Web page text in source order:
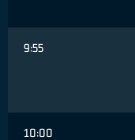
9:55
10:00